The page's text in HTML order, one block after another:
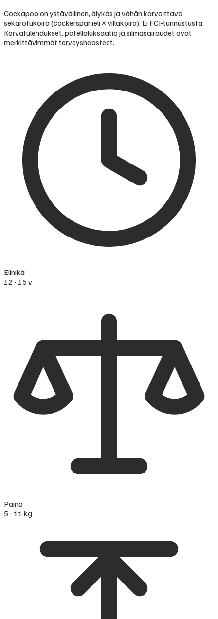
Cockapoo on ystävällinen, älykäs ja vähän karvoittava
sekarotukoira (cockerspanieli × villakoira). Ei FCI-tunnustusta.
Korvatulehdukset, patellaluksaatio ja silmäsairaudet ovat
merkittävimmät terveyshaasteet.
Elinikä
12 - 15 v
Paino
5 - 11 kg